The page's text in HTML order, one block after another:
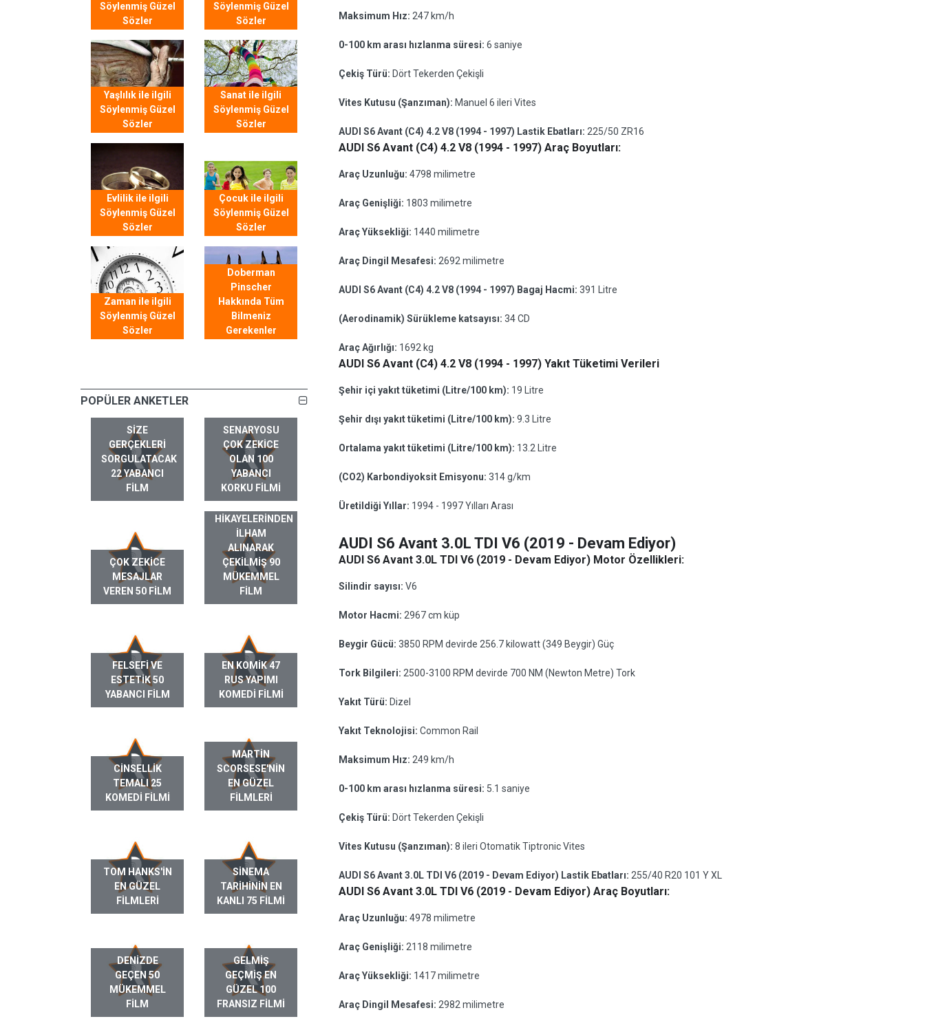
Söylenmiş Güzel
Sözler
Söylenmiş Güzel
Sözler
Yaşlılık ile ilgili
Söylenmiş Güzel
Sözler
Sanat ile ilgili
Söylenmiş Güzel
Sözler
Evlilik ile ilgili
Söylenmiş Güzel
Sözler
Çocuk ile ilgili
Söylenmiş Güzel
Sözler
Zaman ile ilgili
Söylenmiş Güzel
Sözler
Doberman
Pinscher
Hakkında Tüm
Bilmeniz
Gerekenler
POPÜLER ANKETLER
SIZE
GERÇEKLERI
SORGULATACAK
22 YABANCI
FILM
SENARYOSU
ÇOK ZEKICE
OLAN 100
YABANCI
KORKU FILMI
ÇOK ZEKICE
MESAJLAR
VEREN 50 FILM
GERÇEK HAYAT
HIKAYELERINDEN
ILHAM
ALINARAK
ÇEKILMIŞ 90
MÜKEMMEL
FILM
FELSEFI VE
ESTETIK 50
YABANCI FILM
EN KOMIK 47
RUS YAPIMI
KOMEDI FILMI
CINSELLIK
TEMALI 25
KOMEDI FILMI
MARTIN
SCORSESE'NIN
EN GÜZEL
FILMLERI
TOM HANKS'IN
EN GÜZEL
FILMLERI
SINEMA
TARIHININ EN
KANLI 75 FILMI
DENIZDE
GEÇEN 50
MÜKEMMEL
FILM
GELMIŞ
GEÇMIŞ EN
GÜZEL 100
FRANSIZ FILMI
Maksimum Hız: 247 km/h
0-100 km arası hızlanma süresi: 6 saniye
Çekiş Türü: Dört Tekerden Çekişli
Vites Kutusu (Şanzıman): Manuel 6 ileri Vites
AUDI S6 Avant (C4) 4.2 V8 (1994 - 1997) Lastik Ebatları: 225/50 ZR16
AUDI S6 Avant (C4) 4.2 V8 (1994 - 1997) Araç Boyutları:
Araç Uzunluğu: 4798 milimetre
Araç Genişliği: 1803 milimetre
Araç Yüksekliği: 1440 milimetre
Araç Dingil Mesafesi: 2692 milimetre
AUDI S6 Avant (C4) 4.2 V8 (1994 - 1997) Bagaj Hacmi: 391 Litre
(Aerodinamik) Sürükleme katsayısı: 34 CD
Araç Ağırlığı: 1692 kg
AUDI S6 Avant (C4) 4.2 V8 (1994 - 1997) Yakıt Tüketimi Verileri
Şehir içi yakıt tüketimi (Litre/100 km): 19 Litre
Şehir dışı yakıt tüketimi (Litre/100 km): 9.3 Litre
Ortalama yakıt tüketimi (Litre/100 km): 13.2 Litre
(CO2) Karbondiyoksit Emisyonu: 314 g/km
Üretildiği Yıllar: 1994 - 1997 Yılları Arası
AUDI S6 Avant 3.0L TDI V6 (2019 - Devam Ediyor)
AUDI S6 Avant 3.0L TDI V6 (2019 - Devam Ediyor) Motor Özellikleri:
Silindir sayısı: V6
Motor Hacmi: 2967 cm küp
Beygir Gücü: 3850 RPM devirde 256.7 kilowatt (349 Beygir) Güç
Tork Bilgileri: 2500-3100 RPM devirde 700 NM (Newton Metre) Tork
Yakıt Türü: Dizel
Yakıt Teknolojisi: Common Rail
Maksimum Hız: 249 km/h
0-100 km arası hızlanma süresi: 5.1 saniye
Çekiş Türü: Dört Tekerden Çekişli
Vites Kutusu (Şanzıman): 8 ileri Otomatik Tiptronic Vites
AUDI S6 Avant 3.0L TDI V6 (2019 - Devam Ediyor) Lastik Ebatları: 255/40 R20 101 Y XL
AUDI S6 Avant 3.0L TDI V6 (2019 - Devam Ediyor) Araç Boyutları:
Araç Uzunluğu: 4978 milimetre
Araç Genişliği: 2118 milimetre
Araç Yüksekliği: 1417 milimetre
Araç Dingil Mesafesi: 2982 milimetre